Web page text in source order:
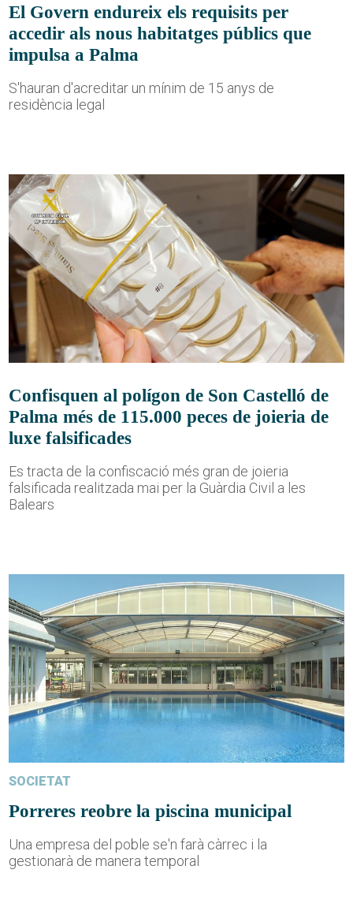
El Govern endureix els requisits per
accedir als nous habitatges públics que
impulsa a Palma
S'hauran d'acreditar un mínim de 15 anys de
residència legal
Confisquen al polígon de Son Castelló de
Palma més de 115.000 peces de joieria de
luxe falsificades
Es tracta de la confiscació més gran de joieria
falsificada realitzada mai per la Guàrdia Civil a les
Balears
SOCIETAT
Porreres reobre la piscina municipal
Una empresa del poble se'n farà càrrec i la
gestionarà de manera temporal